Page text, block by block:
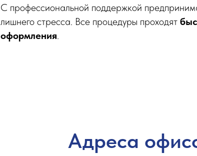
С профессиональной поддержкой
лишнего стресса. Все процедуры проходят
оформления.
Адреса